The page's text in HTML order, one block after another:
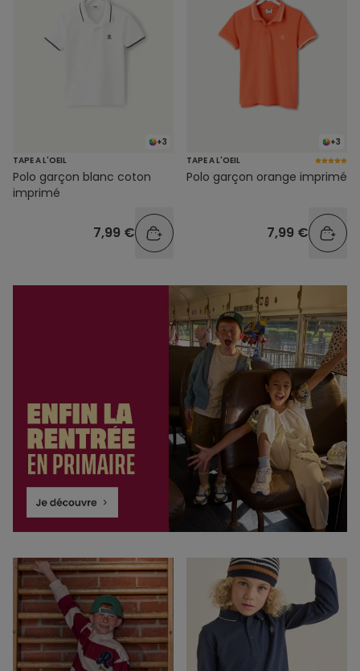
+3
TAPE A L'OEIL
Polo garçon blanc coton
imprimé
7,99 €
+3
TAPE A L'OEIL
Polo garçon orange imprimé
7,99 €